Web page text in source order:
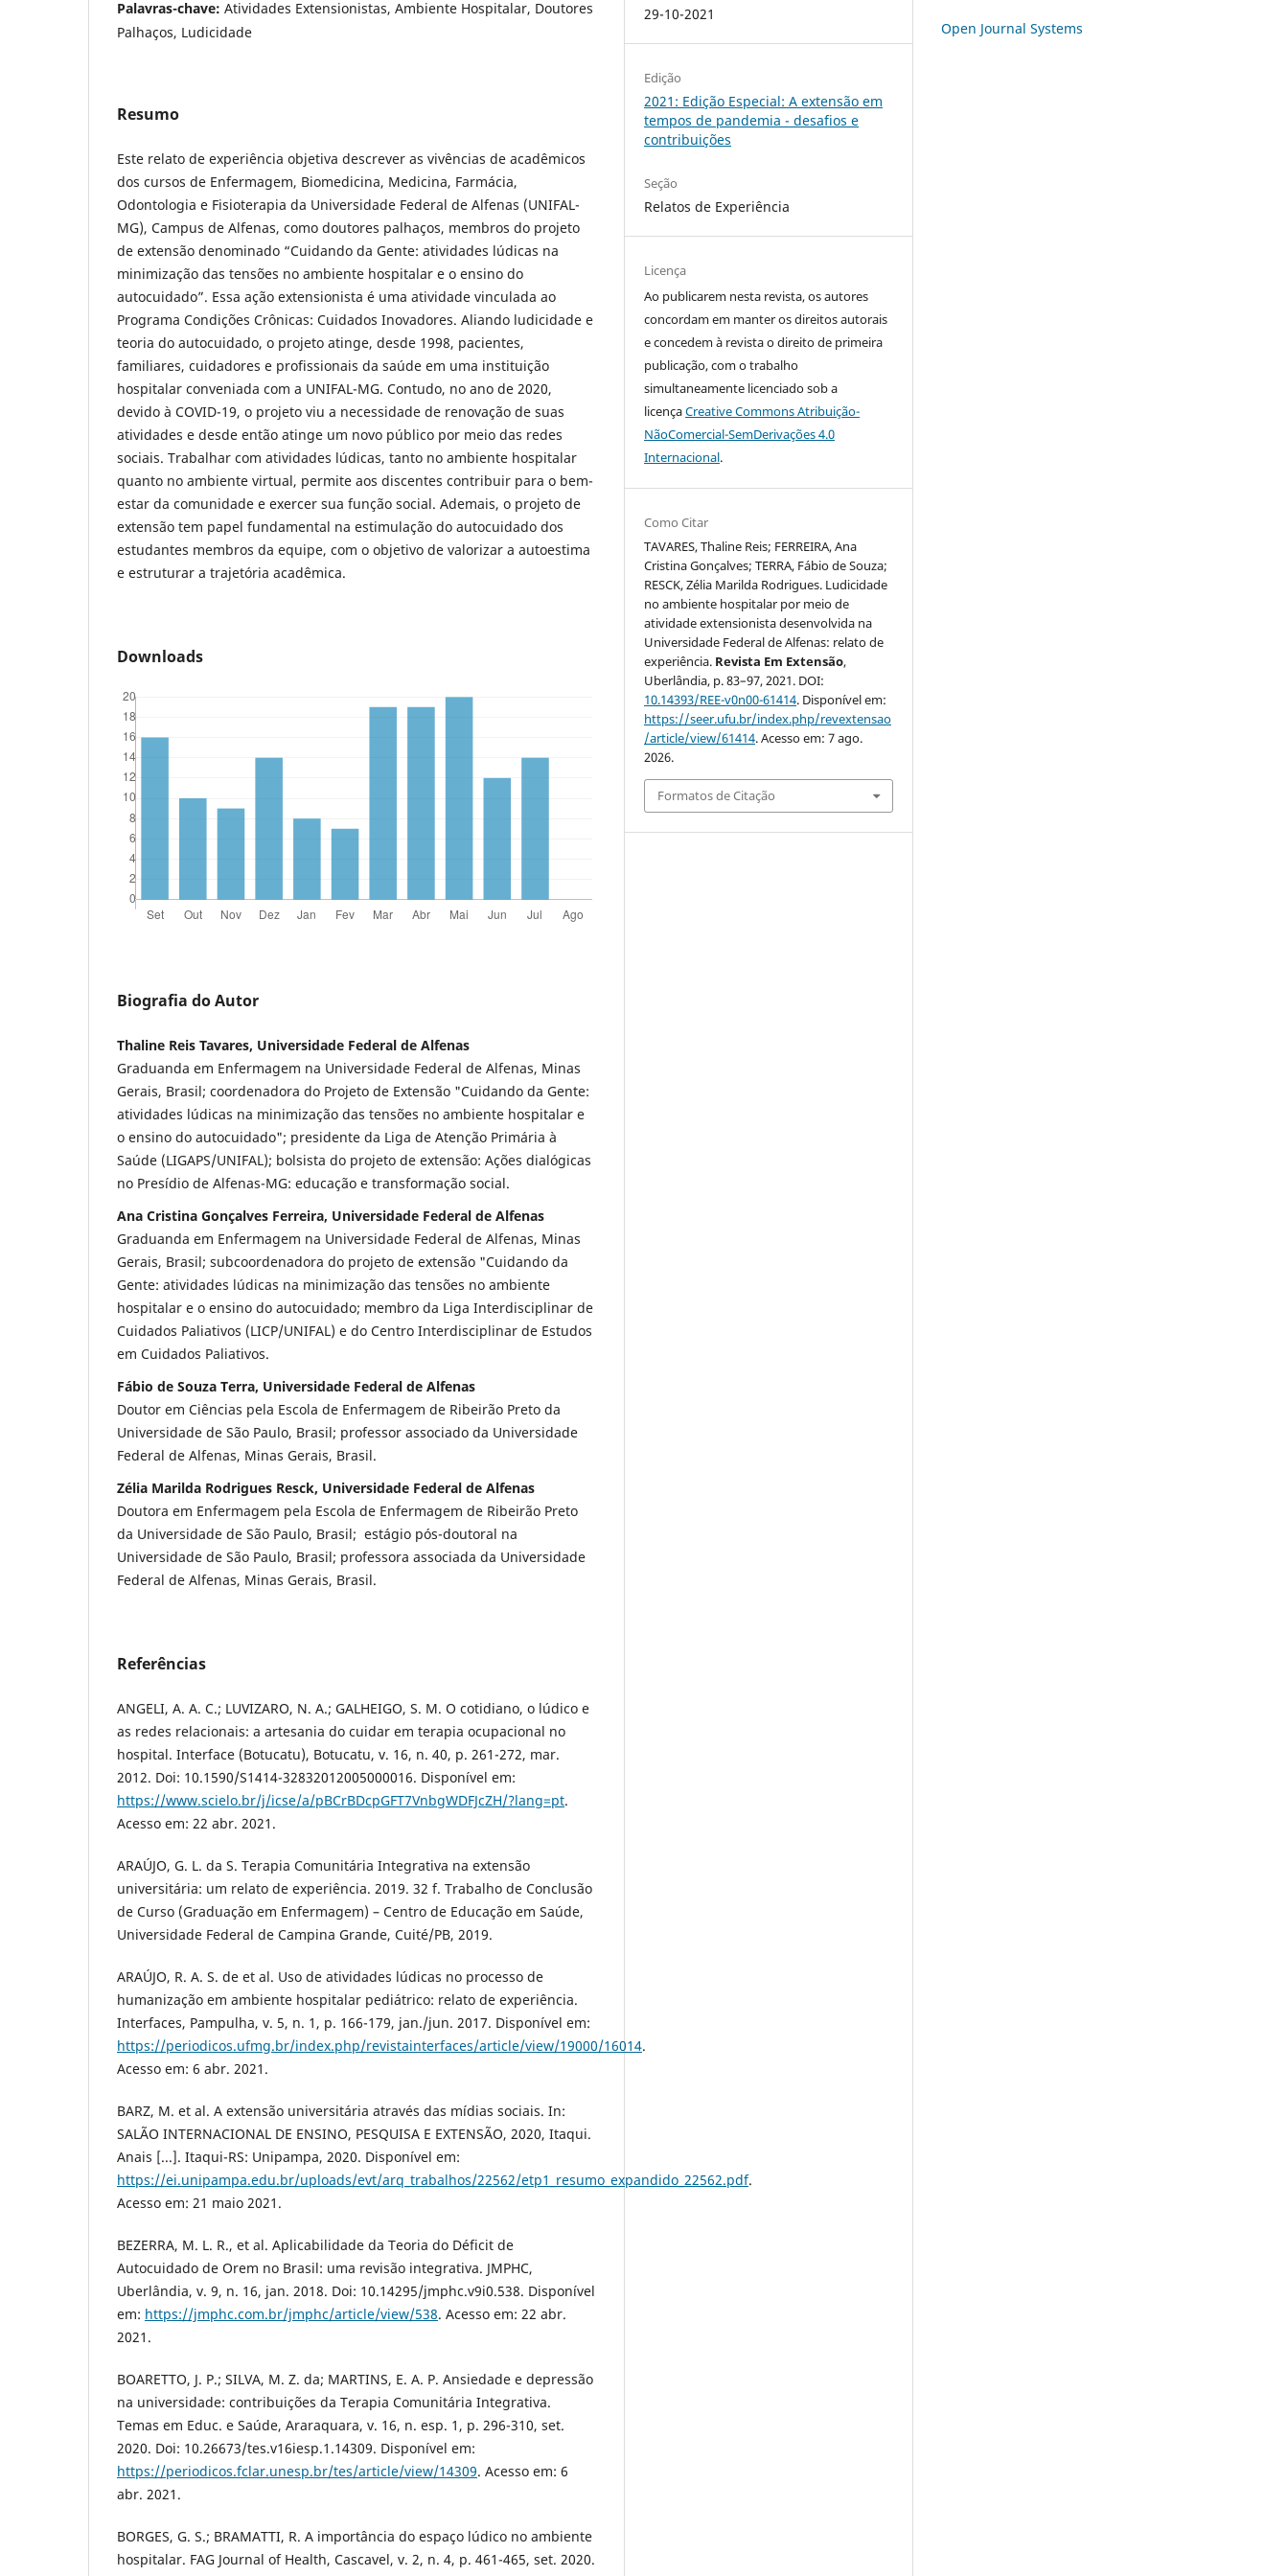
Palavras-chave: Atividades Extensionistas, Ambiente Hospitalar, Doutores
Palhaços, Ludicidade
Resumo
Este relato de experiência objetiva descrever as vivências de acadêmicos
dos cursos de Enfermagem, Biomedicina, Medicina, Farmácia,
Odontologia e Fisioterapia da Universidade Federal de Alfenas (UNIFAL-
MG), Campus de Alfenas, como doutores palhaços, membros do projeto
de extensão denominado “Cuidando da Gente: atividades lúdicas na
minimização das tensões no ambiente hospitalar e o ensino do
autocuidado”. Essa ação extensionista é uma atividade vinculada ao
Programa Condições Crônicas: Cuidados Inovadores. Aliando ludicidade e
teoria do autocuidado, o projeto atinge, desde 1998, pacientes,
familiares, cuidadores e profissionais da saúde em uma instituição
hospitalar conveniada com a UNIFAL-MG. Contudo, no ano de 2020,
devido à COVID-19, o projeto viu a necessidade de renovação de suas
atividades e desde então atinge um novo público por meio das redes
sociais. Trabalhar com atividades lúdicas, tanto no ambiente hospitalar
quanto no ambiente virtual, permite aos discentes contribuir para o bem-
estar da comunidade e exercer sua função social. Ademais, o projeto de
extensão tem papel fundamental na estimulação do autocuidado dos
estudantes membros da equipe, com o objetivo de valorizar a autoestima
e estruturar a trajetória acadêmica.
Downloads
Biografia do Autor
Thaline Reis Tavares, Universidade Federal de Alfenas
Graduanda em Enfermagem na Universidade Federal de Alfenas, Minas
Gerais, Brasil; coordenadora do Projeto de Extensão "Cuidando da Gente:
atividades lúdicas na minimização das tensões no ambiente hospitalar e
o ensino do autocuidado"; presidente da Liga de Atenção Primária à
Saúde (LIGAPS/UNIFAL); bolsista do projeto de extensão: Ações dialógicas
no Presídio de Alfenas-MG: educação e transformação social.
Ana Cristina Gonçalves Ferreira, Universidade Federal de Alfenas
Graduanda em Enfermagem na Universidade Federal de Alfenas, Minas
Gerais, Brasil; subcoordenadora do projeto de extensão "Cuidando da
Gente: atividades lúdicas na minimização das tensões no ambiente
hospitalar e o ensino do autocuidado; membro da Liga Interdisciplinar de
Cuidados Paliativos (LICP/UNIFAL) e do Centro Interdisciplinar de Estudos
em Cuidados Paliativos.
Fábio de Souza Terra, Universidade Federal de Alfenas
Doutor em Ciências pela Escola de Enfermagem de Ribeirão Preto da
Universidade de São Paulo, Brasil; professor associado da Universidade
Federal de Alfenas, Minas Gerais, Brasil.
Zélia Marilda Rodrigues Resck, Universidade Federal de Alfenas
Doutora em Enfermagem pela Escola de Enfermagem de Ribeirão Preto
da Universidade de São Paulo, Brasil; estágio pós-doutoral na
Universidade de São Paulo, Brasil; professora associada da Universidade
Federal de Alfenas, Minas Gerais, Brasil.
Referências
ANGELI, A. A. C.; LUVIZARO, N. A.; GALHEIGO, S. M. O cotidiano, o lúdico e
as redes relacionais: a artesania do cuidar em terapia ocupacional no
hospital. Interface (Botucatu), Botucatu, v. 16, n. 40, p. 261-272, mar.
2012. Doi: 10.1590/S1414-32832012005000016. Disponível em:
https://www.scielo.br/j/icse/a/pBCrBDcpGFT7VnbgWDFJcZH/?lang=pt.
Acesso em: 22 abr. 2021.
ARAÚJO, G. L. da S. Terapia Comunitária Integrativa na extensão
universitária: um relato de experiência. 2019. 32 f. Trabalho de Conclusão
de Curso (Graduação em Enfermagem) – Centro de Educação em Saúde,
Universidade Federal de Campina Grande, Cuité/PB, 2019.
ARAÚJO, R. A. S. de et al. Uso de atividades lúdicas no processo de
humanização em ambiente hospitalar pediátrico: relato de experiência.
Interfaces, Pampulha, v. 5, n. 1, p. 166-179, jan./jun. 2017. Disponível em:
https://periodicos.ufmg.br/index.php/revistainterfaces/article/view/19000/16014.
Acesso em: 6 abr. 2021.
BARZ, M. et al. A extensão universitária através das mídias sociais. In:
SALÃO INTERNACIONAL DE ENSINO, PESQUISA E EXTENSÃO, 2020, Itaqui.
Anais [...]. Itaqui-RS: Unipampa, 2020. Disponível em:
https://ei.unipampa.edu.br/uploads/evt/arq_trabalhos/22562/etp1_resumo_expandido_22562.pdf.
Acesso em: 21 maio 2021.
BEZERRA, M. L. R., et al. Aplicabilidade da Teoria do Déficit de
Autocuidado de Orem no Brasil: uma revisão integrativa. JMPHC,
Uberlândia, v. 9, n. 16, jan. 2018. Doi: 10.14295/jmphc.v9i0.538. Disponível
em: https://jmphc.com.br/jmphc/article/view/538. Acesso em: 22 abr.
2021.
BOARETTO, J. P.; SILVA, M. Z. da; MARTINS, E. A. P. Ansiedade e depressão
na universidade: contribuições da Terapia Comunitária Integrativa.
Temas em Educ. e Saúde, Araraquara, v. 16, n. esp. 1, p. 296-310, set.
2020. Doi: 10.26673/tes.v16iesp.1.14309. Disponível em:
https://periodicos.fclar.unesp.br/tes/article/view/14309. Acesso em: 6
abr. 2021.
BORGES, G. S.; BRAMATTI, R. A importância do espaço lúdico no ambiente
hospitalar. FAG Journal of Health, Cascavel, v. 2, n. 4, p. 461-465, set. 2020.
29-10-2021
Edição
2021: Edição Especial: A extensão em
tempos de pandemia - desafios e
contribuições
Seção
Relatos de Experiência
Licença
Ao publicarem nesta revista, os autores
concordam em manter os direitos autorais
e concedem à revista o direito de primeira
publicação, com o trabalho
simultaneamente licenciado sob a
licençaCreative Commons Atribuição-
NãoComercial-SemDerivações 4.0
Internacional.
Como Citar
TAVARES, Thaline Reis; FERREIRA, Ana
Cristina Gonçalves; TERRA, Fábio de Souza;
RESCK, Zélia Marilda Rodrigues. Ludicidade
no ambiente hospitalar por meio de
atividade extensionista desenvolvida na
Universidade Federal de Alfenas: relato de
experiência. Revista Em Extensão,
Uberlândia, p. 83–97, 2021. DOI:
10.14393/REE-v0n00-61414. Disponível em:
https://seer.ufu.br/index.php/revextensao
/article/view/61414. Acesso em: 7 ago.
2026.
Formatos de Citação
Open Journal Systems